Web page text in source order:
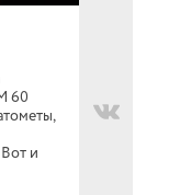
60
и